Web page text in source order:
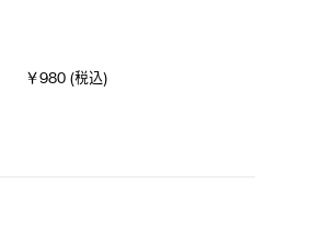
￥980 (税込)